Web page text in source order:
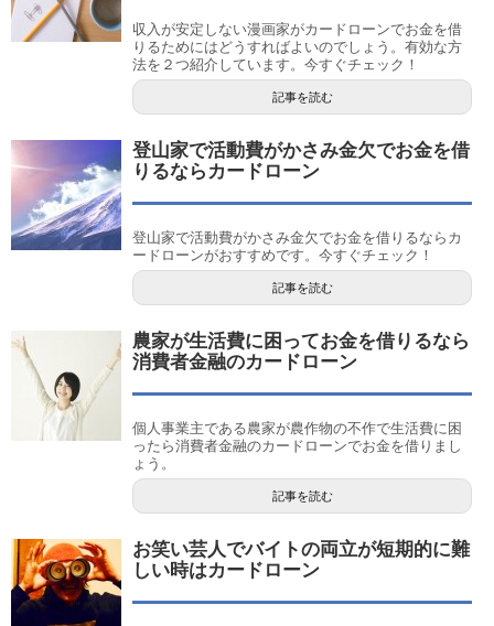
収入が安定しない漫画家がカードローンでお金を借
りるためにはどうすればよいのでしょう。有効な方
法を２つ紹介しています。今すぐチェック！
記事を読む
登山家で活動費がかさみ金欠でお金を借
りるならカードローン
登山家で活動費がかさみ金欠でお金を借りるならカ
ードローンがおすすめです。今すぐチェック！
記事を読む
農家が生活費に困ってお金を借りるなら
消費者金融のカードローン
個人事業主である農家が農作物の不作で生活費に困
ったら消費者金融のカードローンでお金を借りまし
ょう。
記事を読む
お笑い芸人でバイトの両立が短期的に難
しい時はカードローン